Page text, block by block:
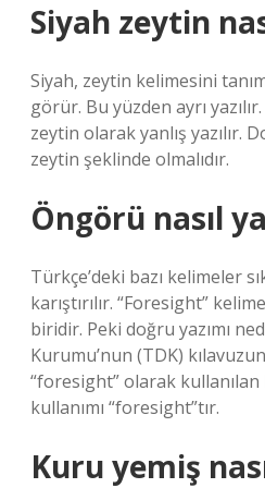
Siyah zeytin
Siyah, zeytin kelimesini
görür. Bu yüzden ayrı
zeytin olarak yanlış yazılır.
zeytin şeklinde olmalıdır.
Öngörü nasıl
Türkçe’deki bazı kelimeler
karıştırılır. “Foresight”
biridir. Peki doğru yazımı
Kurumu’nun (TDK)
“foresight” olarak
kullanımı “foresight”tır.
Kuru yemiş